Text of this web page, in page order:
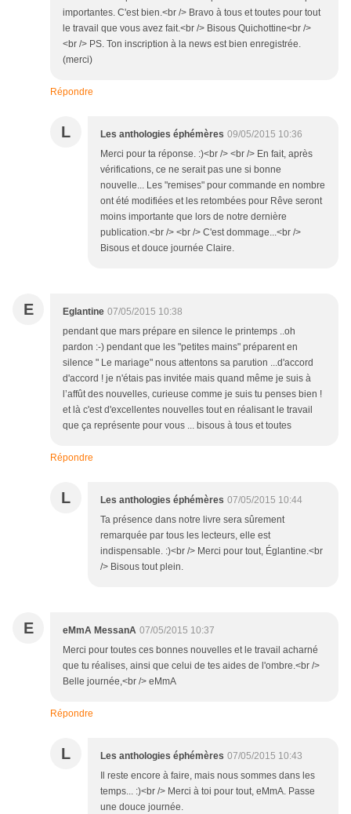
importantes. C'est bien.<br /> Bravo à tous et toutes pour tout
le travail que vous avez fait.<br /> Bisous Quichottine<br />
<br /> PS. Ton inscription à la news est bien enregistrée.
(merci)
Répondre
L Les anthologies éphémères 09/05/2015 10:36
Merci pour ta réponse. :)<br /> <br /> En fait, après
vérifications, ce ne serait pas une si bonne
nouvelle... Les "remises" pour commande en nombre
ont été modifiées et les retombées pour Rêve seront
moins importante que lors de notre dernière
publication.<br /> <br /> C'est dommage...<br />
Bisous et douce journée Claire.
E Eglantine 07/05/2015 10:38
pendant que mars prépare en silence le printemps ..oh
pardon :-) pendant que les "petites mains" préparent en
silence " Le mariage" nous attentons sa parution ...d'accord
d'accord ! je n'étais pas invitée mais quand même je suis à
l’affût des nouvelles, curieuse comme je suis tu penses bien !
et là c'est d'excellentes nouvelles tout en réalisant le travail
que ça représente pour vous ... bisous à tous et toutes
Répondre
L Les anthologies éphémères 07/05/2015 10:44
Ta présence dans notre livre sera sûrement
remarquée par tous les lecteurs, elle est
indispensable. :)<br /> Merci pour tout, Églantine.<br
/> Bisous tout plein.
E eMmA MessanA 07/05/2015 10:37
Merci pour toutes ces bonnes nouvelles et le travail acharné
que tu réalises, ainsi que celui de tes aides de l'ombre.<br />
Belle journée,<br /> eMmA
Répondre
L Les anthologies éphémères 07/05/2015 10:43
Il reste encore à faire, mais nous sommes dans les
temps... :)<br /> Merci à toi pour tout, eMmA. Passe
une douce journée.